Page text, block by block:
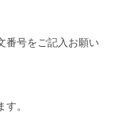
番号をご記入お願い
。